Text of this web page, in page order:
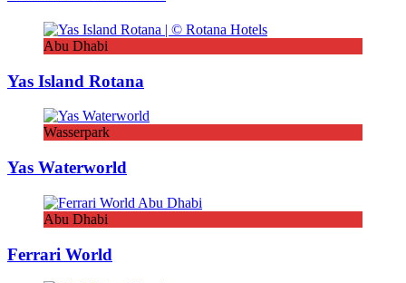
Abu Dhabi
Yas Island Rotana
Wasserpark
Yas Waterworld
Abu Dhabi
Ferrari World